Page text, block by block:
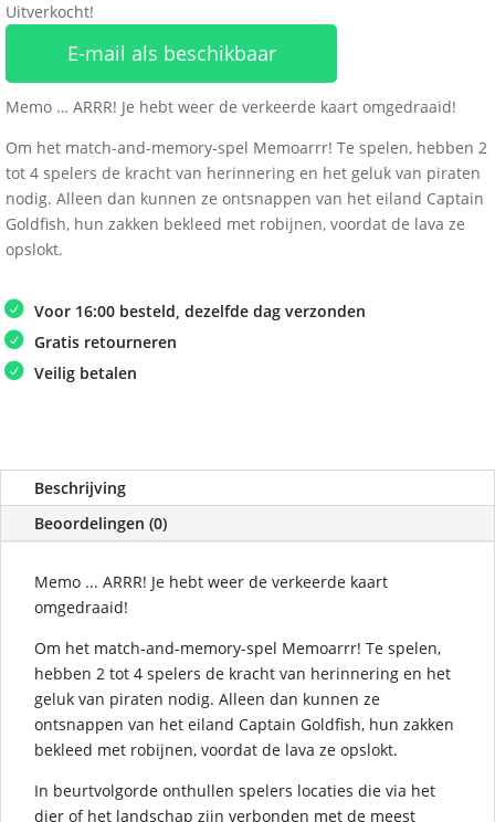
Uitverkocht!
E-mail als beschikbaar
Memo … ARRR! Je hebt weer de verkeerde kaart omgedraaid!
Om het match-and-memory-spel Memoarrr! Te spelen, hebben 2
tot 4 spelers de kracht van herinnering en het geluk van piraten
nodig. Alleen dan kunnen ze ontsnappen van het eiland Captain
Goldfish, hun zakken bekleed met robijnen, voordat de lava ze
opslokt.
Voor 16:00 besteld, dezelfde dag verzonden
Gratis retourneren
Veilig betalen
Beschrijving
Beoordelingen (0)
Memo ... ARRR! Je hebt weer de verkeerde kaart
omgedraaid!
Om het match-and-memory-spel Memoarrr! Te spelen,
hebben 2 tot 4 spelers de kracht van herinnering en het
geluk van piraten nodig. Alleen dan kunnen ze
ontsnappen van het eiland Captain Goldfish, hun zakken
bekleed met robijnen, voordat de lava ze opslokt.
In beurtvolgorde onthullen spelers locaties die via het
dier of het landschap zijn verbonden met de meest